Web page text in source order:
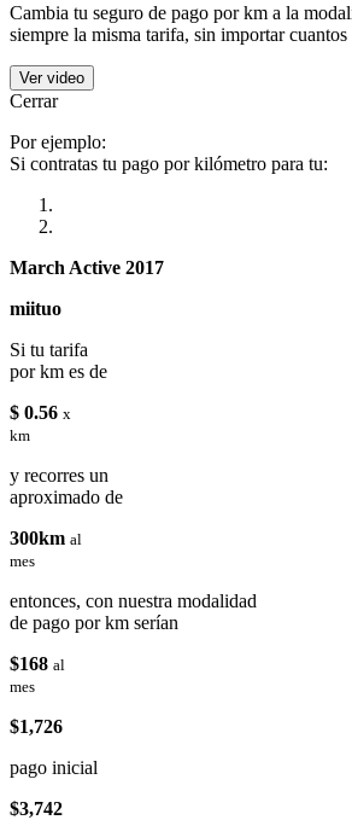
Cambia tu seguro de pago por km a la
siempre la misma tarifa, sin importar cuantos
Ver video
Cerrar
Por ejemplo:
Si contratas tu pago por kilómetro para tu:
March Active 2017
miituo
Si tu tarifa
por km es de
$ 0.56 x
km
y recorres un
aproximado de
300km al
mes
entonces, con nuestra modalidad
de pago por km serían
$168 al
mes
$1,726
pago inicial
$3,742